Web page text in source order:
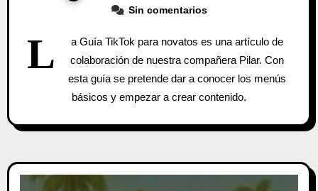
Sin comentarios
L
a Guía TikTok para novatos es una artículo de
colaboración de nuestra compañera Pilar. Con
esta guía se pretende dar a conocer los menús
básicos y empezar a crear contenido.